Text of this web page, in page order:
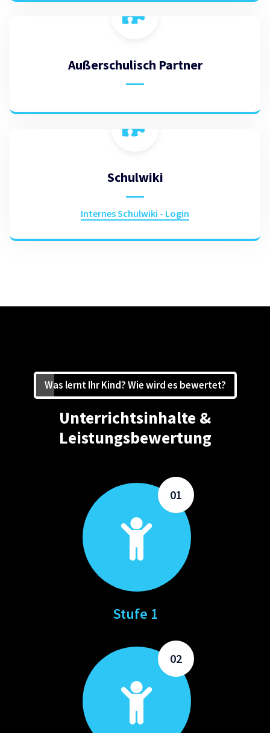
Außerschulisch Partner
Schulwiki
Internes Schulwiki - Login
Was lernt Ihr Kind? Wie wird es bewertet?
Unterrichtsinhalte &
Leistungsbewertung
01
Stufe 1
02